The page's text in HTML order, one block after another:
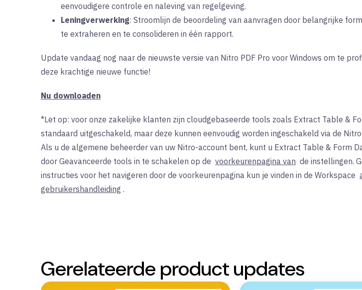
eenvoudigere controle en naleving van regelgeving.
Leningverwerking: Stroomlijn de beoordeling van aanvragen door belangrijke
te extraheren en te consolideren in één rapport.
Update vandaag nog naar de nieuwste versie van Nitro PDF Pro voor Windows om te
deze krachtige nieuwe functie!
Nu downloaden
*Let op: voor onze zakelijke klanten zijn cloudgebaseerde tools zoals Extract Table &
standaard uitgeschakeld, maar deze kunnen eenvoudig worden ingeschakeld via de
Als u de algemene beheerder van uw Nitro-account bent, kunt u Extract Table & Form
door Geavanceerde tools in te schakelen op de voorkeurenpagina van de instellingen.
instructies voor het navigeren door de voorkeurenpagina kun je vinden in de Workspace
gebruikershandleiding .
Gerelateerde product updates